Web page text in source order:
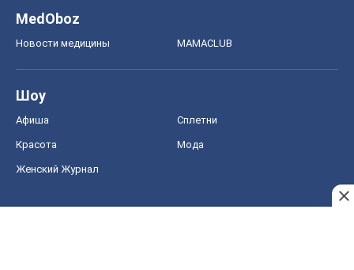
MedOboz
Новости медицины MAMACLUB
Шоу
Афиша Сплетни
Красота Мода
Женский Журнал